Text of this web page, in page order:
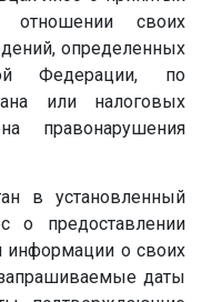
своих
определенных
Федерации, по
или налоговых
правонарушения
в установленный
о предоставлении
информации о своих
даты